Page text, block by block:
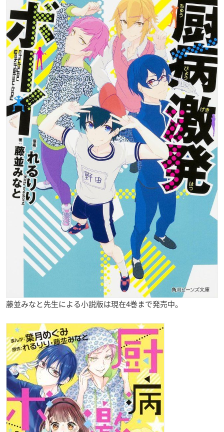
藤並みなと先生による小説版は現在4巻まで発売中。